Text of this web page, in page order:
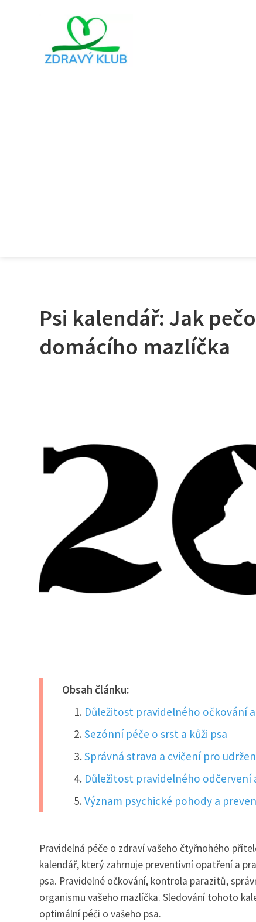
Psi kalendář: Jak
domácího mazlíčka
Obsah článku:
Důležitost pravidelného očkování
Sezónní péče o srst a kůži psa
Správná strava a cvičení pro
Důležitost pravidelného
Význam psychické pohody a
Pravidelná péče o zdraví vašeho čtyřnohého
kalendář, který zahrnuje preventivní opatření a
psa. Pravidelné očkování, kontrola parazitů,
organismu vašeho mazlíčka. Sledování tohoto
optimální péči o vašeho psa.